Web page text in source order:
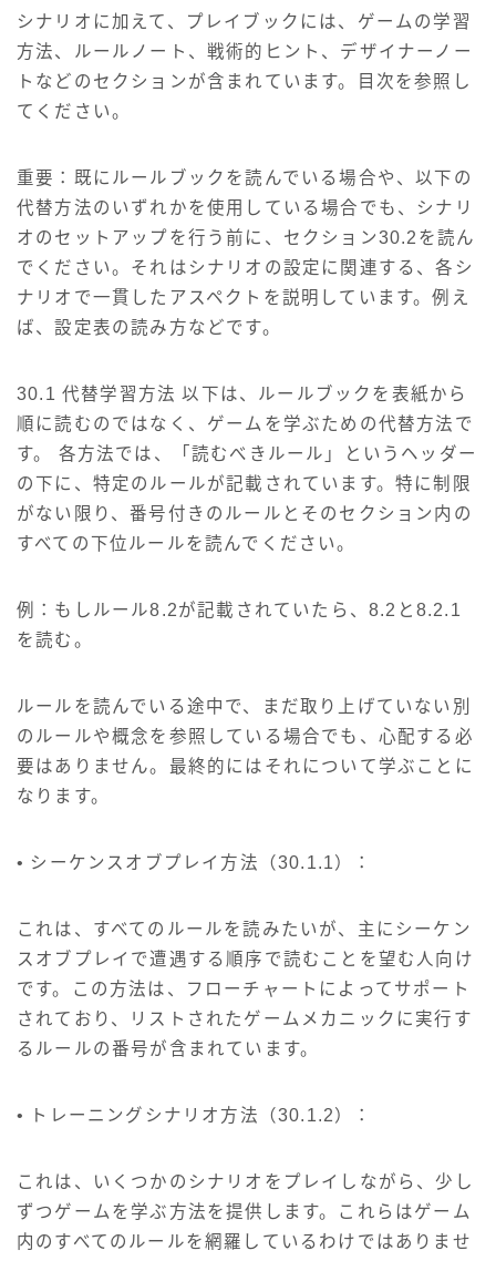
シナリオに加えて、プレイブックには、ゲームの学習
方法、ルールノート、戦術的ヒント、デザイナーノー
トなどのセクションが含まれています。目次を参照し
てください。
重要：既にルールブックを読んでいる場合や、以下の
代替方法のいずれかを使用している場合でも、シナリ
オのセットアップを行う前に、セクション30.2を読ん
でください。それはシナリオの設定に関連する、各シ
ナリオで一貫したアスペクトを説明しています。例え
ば、設定表の読み方などです。
30.1 代替学習方法 以下は、ルールブックを表紙から
順に読むのではなく、ゲームを学ぶための代替方法で
す。 各方法では、「読むべきルール」というヘッダー
の下に、特定のルールが記載されています。特に制限
がない限り、番号付きのルールとそのセクション内の
すべての下位ルールを読んでください。
例：もしルール8.2が記載されていたら、8.2と8.2.1
を読む。
ルールを読んでいる途中で、まだ取り上げていない別
のルールや概念を参照している場合でも、心配する必
要はありません。最終的にはそれについて学ぶことに
なります。
• シーケンスオブプレイ方法（30.1.1）：
これは、すべてのルールを読みたいが、主にシーケン
スオブプレイで遭遇する順序で読むことを望む人向け
です。この方法は、フローチャートによってサポート
されており、リストされたゲームメカニックに実行す
るルールの番号が含まれています。
• トレーニングシナリオ方法（30.1.2）：
これは、いくつかのシナリオをプレイしながら、少し
ずつゲームを学ぶ方法を提供します。これらはゲーム
内のすべてのルールを網羅しているわけではありませ